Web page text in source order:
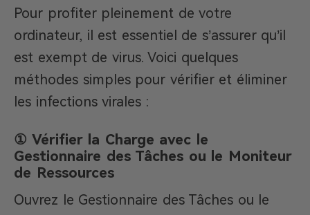
Pour profiter pleinement de votre
ordinateur, il est essentiel de s’assurer qu’il
est exempt de virus. Voici quelques
méthodes simples pour vérifier et éliminer
les infections virales :
① Vérifier la Charge avec le
Gestionnaire des Tâches ou le Moniteur
de Ressources
Ouvrez le Gestionnaire des Tâches ou le